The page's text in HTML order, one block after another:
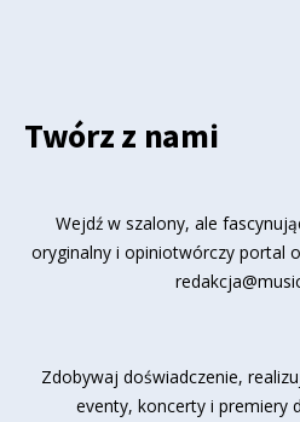
Twórz z nami
Wejdź w szalony, ale
oryginalny i opiniotwórczy portal
Zdobywaj doświadczenie,
eventy, koncerty i premiery